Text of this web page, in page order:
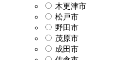
木更津市
松戸市
野田市
茂原市
成田市